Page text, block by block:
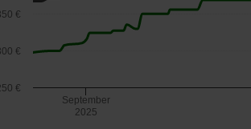
September
2025
€
€
€